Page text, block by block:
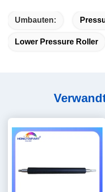
Umbauten:
Lower Pressure Roller